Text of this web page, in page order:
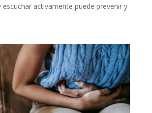
escuchar activamente puede prevenir y